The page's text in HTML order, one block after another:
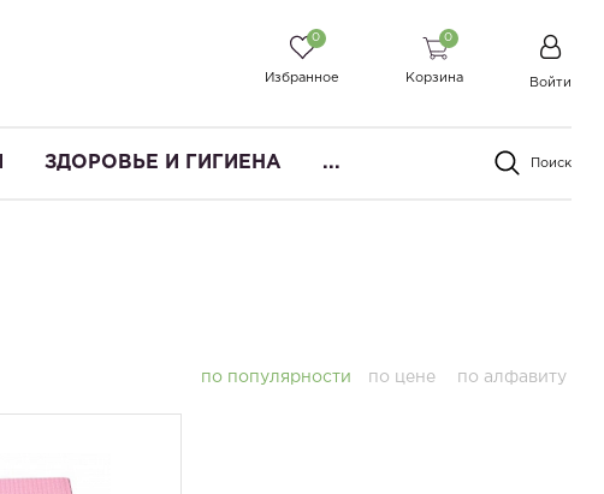
0
Избранное
0
Корзина Войти
ЗДОРОВЬЕ И ГИГИЕНА ... Поиск
по популярности по цене по алфавиту